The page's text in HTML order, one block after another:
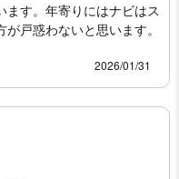
す。年寄りにはナビはス
戸惑わないと思います。
2026/01/31